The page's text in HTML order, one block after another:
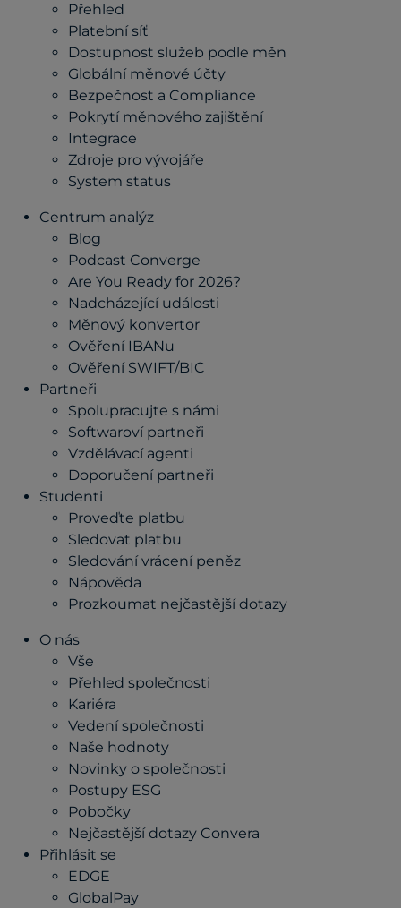
Přehled
Platební síť
Dostupnost služeb podle měn
Globální měnové účty
Bezpečnost a Compliance
Pokrytí měnového zajištění
Integrace
Zdroje pro vývojáře
System status
Centrum analýz
Blog
Podcast Converge
Are You Ready for 2026?
Nadcházející události
Měnový konvertor
Ověření IBANu
Ověření SWIFT/BIC
Partneři
Spolupracujte s námi
Softwaroví partneři
Vzdělávací agenti
Doporučení partneři
Studenti
Proveďte platbu
Sledovat platbu
Sledování vrácení peněz
Nápověda
Prozkoumat nejčastější dotazy
O nás
Vše
Přehled společnosti
Kariéra
Vedení společnosti
Naše hodnoty
Novinky o společnosti
Postupy ESG
Pobočky
Nejčastější dotazy Convera
Přihlásit se
EDGE
GlobalPay